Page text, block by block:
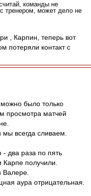
команды не
с тренером, может дело не
, Карпин, теперь вот
потеряли контакт с
было только
просмотра матчей
мы всегда сливаем.
- два раза по пять
получили.
Валере.
аура отрицательная.